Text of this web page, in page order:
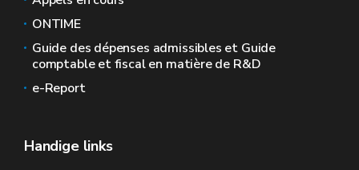
ONTIME
Guide des dépenses admissibles et Guide
comptable et fiscal en matière de R&D
e-Report
Handige links